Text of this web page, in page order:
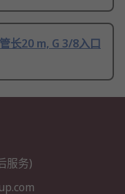
长20 m, G 3/8入口
服务)